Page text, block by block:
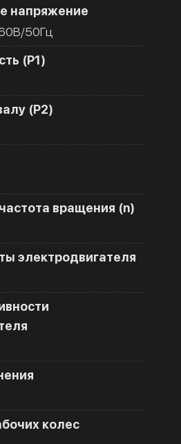
напряжение
50Гц
(Р1)
(Р2)
вращения (n)
электродвигателя
колес